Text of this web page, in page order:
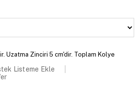
Uzatma Zinciri 5 cm'dir. Toplam Kolye
Listeme Ekle